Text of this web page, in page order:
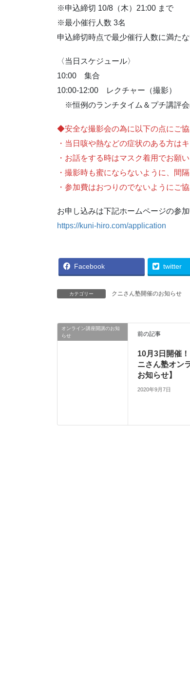
※申込締切 10/8（木）21:00 まで
※最小催行人数 3名
申込締切時点で最少催行人数に満た
〈当日スケジュール〉
10:00 集合
10:00-12:00 レクチャー（撮影）
※恒例のランチタイム＆プチ講評会
◆安全な撮影会の為に以下の点にご協
・当日咳や熱などの症状のある方は
・お話をする時はマスク着用でお願い
・撮影時も蜜にならないように、間
・参加費はおつりのでないようにご
お申し込みは下記ホームページの参
https://kuni-hiro.com/application
Facebook twitter
カテゴリー クニさん塾開催のお知らせ
オンライン講座開講のお知
らせ
前の記事
10月3日開催
ニさん塾オン
お知らせ】
2020年9月7日